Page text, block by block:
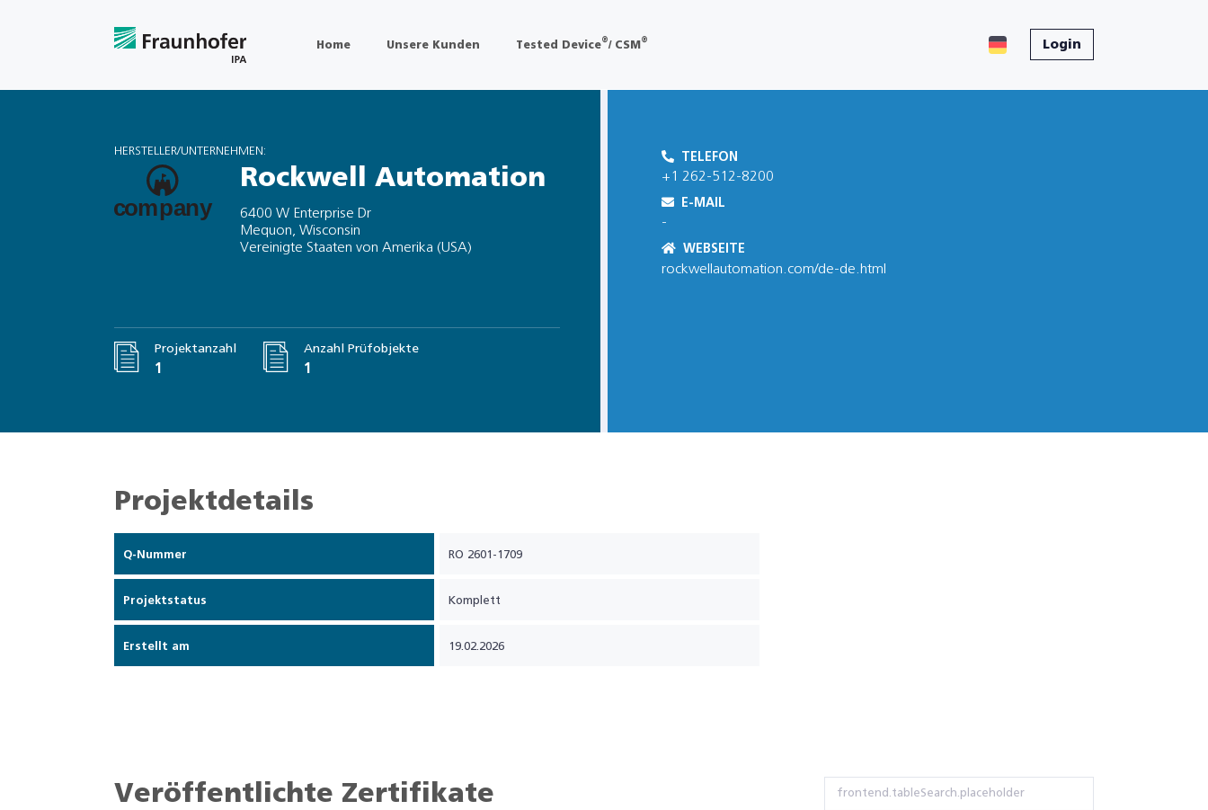
Home Unsere Kunden Tested Device®/ CSM ® Login
HERSTELLER/UNTERNEHMEN:
Rockwell Automation
6400 W Enterprise Dr
Mequon, Wisconsin
Vereinigte Staaten von Amerika (USA)
Projektanzahl
1
Anzahl Prüfobjekte
1
TELEFON
+1 262-512-8200
E-MAIL
-
WEBSEITE
rockwellautomation.com/de-de.html
Projektdetails
Q-Nummer RO 2601-1709
Projektstatus Komplett
Erstellt am 19.02.2026
Veröffentlichte Zertifikate